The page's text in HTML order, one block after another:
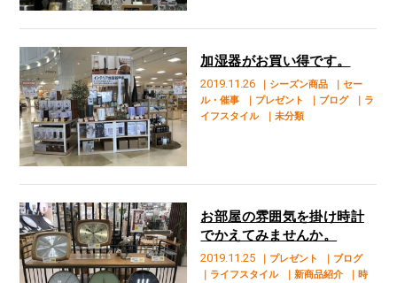
2019.11.26 ｜シーズン商品
｜セー
ル・催事
｜プレゼント ｜ブログ
｜ラ
イフスタイル
｜未分類
加湿器がお買い得です。
2019.11.25 ｜プレゼント
｜ブログ
｜ライフスタイル
｜新商品紹介
｜時
お部屋の雰囲気を掛け時計
でかえてみませんか。